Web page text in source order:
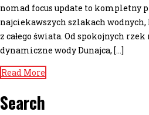
nomad focus update to kompletny
najciekawszych szlakach
z całego świata. Od spokojnych rzek
dynamiczne wody Dunajca, […]
Read More
Search